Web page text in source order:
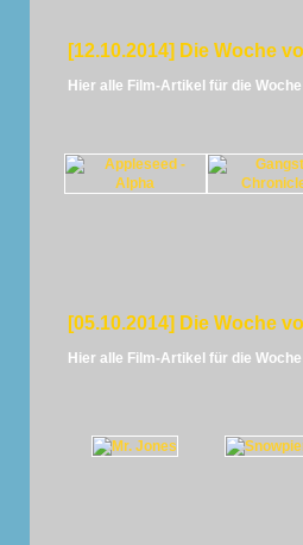
[12.10.2014] Die Woche
Hier alle Film-Artikel für die
[05.10.2014] Die Woche
Hier alle Film-Artikel für die